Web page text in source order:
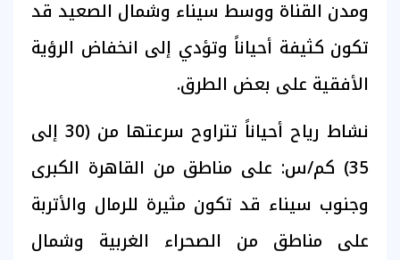
ومدن القناة ووسط سيناء وشمال الصعيد قد
تكون كثيفة أحياناً وتؤدي إلى انخفاض الرؤية
الأفقية على بعض الطرق.
​نشاط رياح أحياناً تتراوح سرعتها من (30 إلى
35) كم/س: ​على مناطق من القاهرة الكبرى
وجنوب سيناء ​قد تكون مثيرة للرمال والأتربة
على مناطق من الصحراء الغربية وشمال